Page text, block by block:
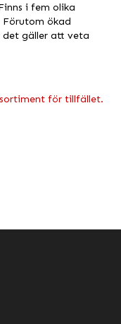
i fem olika
Förutom ökad
det gäller att veta
för tillfället.